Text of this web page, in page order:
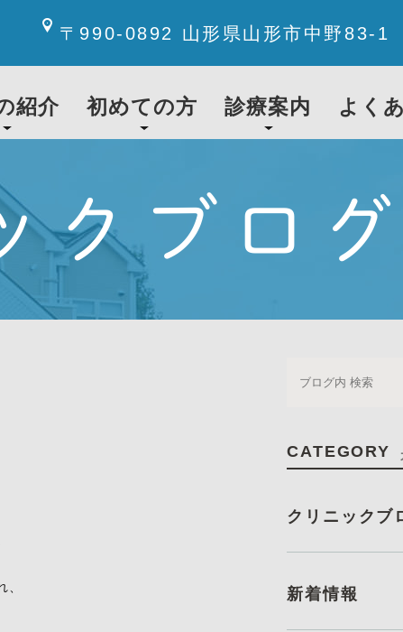
〒990-0892 山形県山形市中野83-1
紹介 初めての方 診療案内 よく
クブログ
CATEGORY
クリニックブ
新着情報